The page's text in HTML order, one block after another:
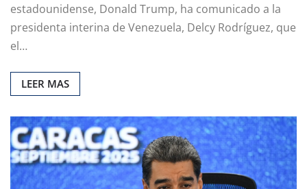
estadounidense, Donald Trump, ha comunicado a la
presidenta interina de Venezuela, Delcy Rodríguez, que
el…
LEER MAS